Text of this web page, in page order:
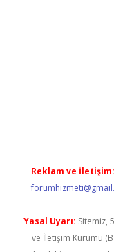
Reklam ve İletişim:
Yasal Uyarı: Sitemiz,
ve İletişim Kurumu